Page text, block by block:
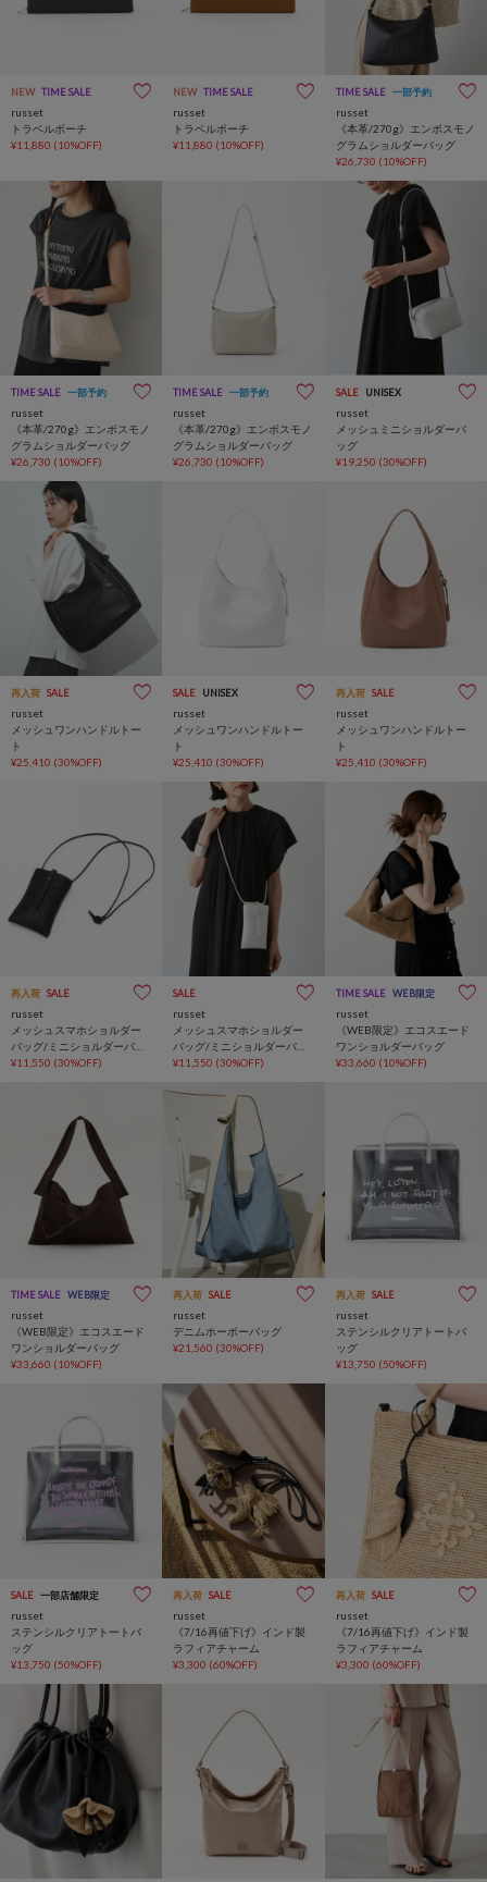
NEW TIME SALE
russet
トラベルポーチ
¥11,880 (10%OFF)
NEW TIME SALE
russet
トラベルポーチ
¥11,880 (10%OFF)
TIME SALE 一部予約
russet
《本革/270g》エンボスモノ
グラムショルダーバッグ
¥26,730 (10%OFF)
TIME SALE 一部予約
russet
《本革/270g》エンボスモノ
グラムショルダーバッグ
¥26,730 (10%OFF)
TIME SALE 一部予約
russet
《本革/270g》エンボスモノ
グラムショルダーバッグ
¥26,730 (10%OFF)
SALE UNISEX
russet
メッシュミニショルダーバ
ッグ
¥19,250 (30%OFF)
再入荷 SALE
russet
メッシュワンハンドルトー
ト
¥25,410 (30%OFF)
SALE UNISEX
russet
メッシュワンハンドルトー
ト
¥25,410 (30%OFF)
再入荷 SALE
russet
メッシュワンハンドルトー
ト
¥25,410 (30%OFF)
再入荷 SALE
russet
メッシュスマホショルダー
バッグ/ミニショルダーバッ
グ
¥11,550 (30%OFF)
SALE
russet
メッシュスマホショルダー
バッグ/ミニショルダーバッ
グ
¥11,550 (30%OFF)
TIME SALE WEB限定
russet
《WEB限定》エコスエード
ワンショルダーバッグ
¥33,660 (10%OFF)
TIME SALE WEB限定
russet
《WEB限定》エコスエード
ワンショルダーバッグ
¥33,660 (10%OFF)
再入荷 SALE
russet
デニムホーボーバッグ
¥21,560 (30%OFF)
再入荷 SALE
russet
ステンシルクリアトートバ
ッグ
¥13,750 (50%OFF)
SALE 一部店舗限定
russet
ステンシルクリアトートバ
ッグ
¥13,750 (50%OFF)
再入荷 SALE
russet
《7/16再値下げ》インド製
ラフィアチャーム
¥3,300 (60%OFF)
再入荷 SALE
russet
《7/16再値下げ》インド製
ラフィアチャーム
¥3,300 (60%OFF)